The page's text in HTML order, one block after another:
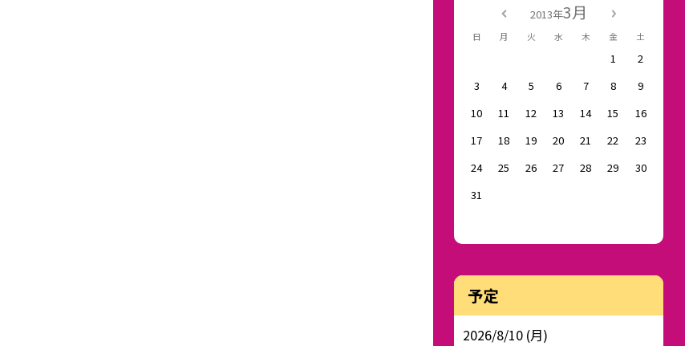
2013年3月
日 月 火 水 木 金 土
1
2
3
4 5 6 7 8
9
10
11 12 13 14 15
16
17
18 19 20 21 22
23
24
25 26 27 28 29
30
31
予定
2026/8/10 (月)